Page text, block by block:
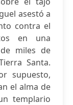
asestó a
contra el
en una
miles de
Santa.
supuesto,
el alma de
templario